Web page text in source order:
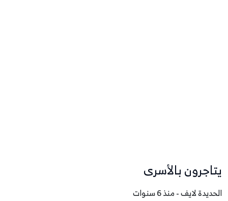
يتاجرون بالأسرى
الحديدة لايف - منذ 6 سنوات